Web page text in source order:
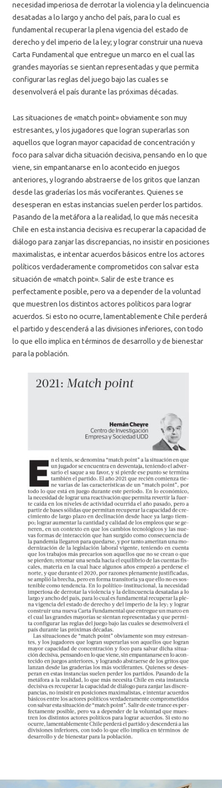
necesidad imperiosa de derrotar la violencia y la delincuencia
desatadas a lo largo y ancho del país, para lo cual es
fundamental recuperar la plena vigencia del estado de
derecho y del imperio de la ley; y lograr construir una nueva
Carta Fundamental que entregue un marco en el cual las
grandes mayorías se sientan representadas y que permita
configurar las reglas del juego bajo las cuales se
desenvolverá el país durante las próximas décadas.
Las situaciones de «match point» obviamente son muy
estresantes, y los jugadores que logran superarlas son
aquellos que logran mayor capacidad de concentración y
foco para salvar dicha situación decisiva, pensando en lo que
viene, sin empantanarse en lo acontecido en juegos
anteriores, y logrando abstraerse de los gritos que lanzan
desde las graderías los más vociferantes. Quienes se
desesperan en estas instancias suelen perder los partidos.
Pasando de la metáfora a la realidad, lo que más necesita
Chile en esta instancia decisiva es recuperar la capacidad de
diálogo para zanjar las discrepancias, no insistir en posiciones
maximalistas, e intentar acuerdos básicos entre los actores
políticos verdaderamente comprometidos con salvar esta
situación de «match point». Salir de este trance es
perfectamente posible, pero va a depender de la voluntad
que muestren los distintos actores políticos para lograr
acuerdos. Si esto no ocurre, lamentablemente Chile perderá
el partido y descenderá a las divisiones inferiores, con todo
lo que ello implica en términos de desarrollo y de bienestar
para la población.